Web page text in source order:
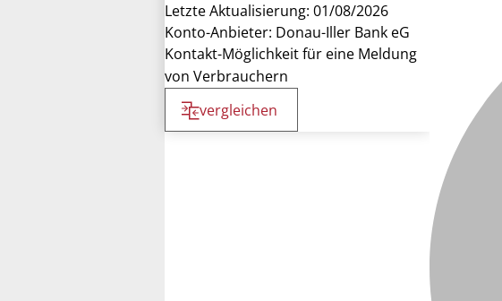
Letzte Aktualisierung: 01/08/2026
Konto-Anbieter: Donau-Iller Bank eG
Kontakt-Möglichkeit für eine Meldung
von Verbrauchern
vergleichen